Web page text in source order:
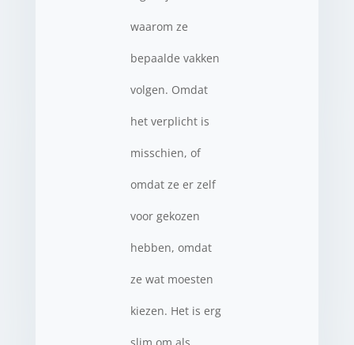
waarom ze
bepaalde vakken
volgen. Omdat
het verplicht is
misschien, of
omdat ze er zelf
voor gekozen
hebben, omdat
ze wat moesten
kiezen. Het is erg